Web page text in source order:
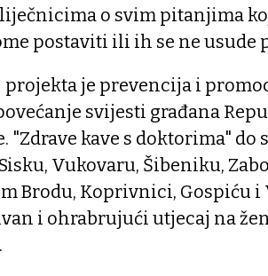
o svim pitanjima
postaviti ili ih se ne usude
je prevencija i
svijesti građana
"Zdrave kave s doktorima" do
Vukovaru, Šibeniku,
Brodu, Koprivnici, Gospiću
i ohrabrujući utjecaj na